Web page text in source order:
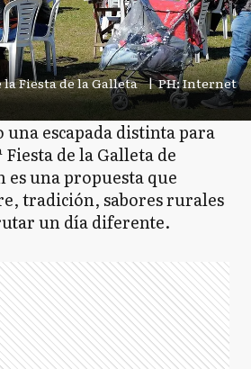
la Fiesta de la Galleta | PH: Internet
una escapada distinta para
de la Galleta de
es una propuesta que
tradición, sabores rurales
un día diferente.